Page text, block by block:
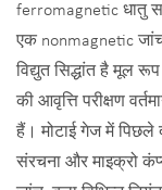
ferromagnetic धातु
एक nonmagnetic
विद्युत सिद्धांत है मूल
की आवृत्ति परीक्षण
हैं। मोटाई गेज में पिछले
संरचना और माइक्रो